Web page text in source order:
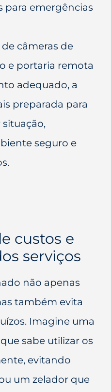
para emergências
câmeras de
e portaria remota
adequado, a
preparada para
seguro e
custos e
serviços
não apenas
também evita
Imagine uma
sabe utilizar os
evitando
um zelador que